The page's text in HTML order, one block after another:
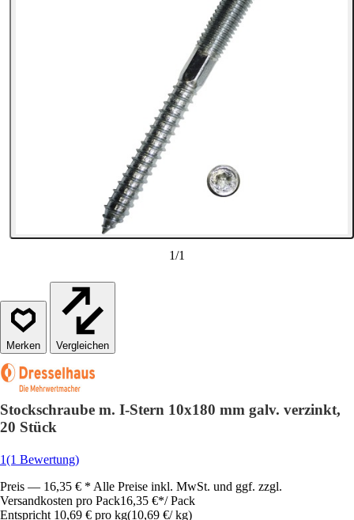
1/1
Vergleichen
Stockschraube m. I-Stern 10x180 mm galv. verzinkt,
20 Stück
1(1 Bewertung)
Preis — 16,35 € * Alle Preise inkl. MwSt. und ggf. zzgl.
Versandkosten pro Pack16,35 €*/ Pack
Entspricht 10,69 € pro kg(10,69 €/ kg)